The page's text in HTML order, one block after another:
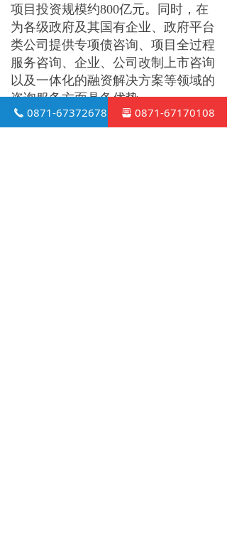
项目投资规模约800亿元。同时，在
为各级政府及其国有企业、政府平台
类公司提供专项债咨询、项目全过程
服务咨询、企业、公司改制上市咨询
以及一体化的融资解决方案等领域的
咨询服务方面具备优势。
今后，双方将在咨询、规划、设计
끅 0871-67372678 뀣 0871-67170108